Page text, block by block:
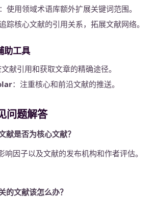
：使用领域术语库额外扩展关键词范围。
踪核心文献的引用关系，拓展文献网络。
助工具
献引用和获取文章的精确途径。
：注重核心和前沿文献的推送。
问题解答
献是否为核心文献？
响因子以及文献的发布机构和作者评估。
的文献该怎么办？